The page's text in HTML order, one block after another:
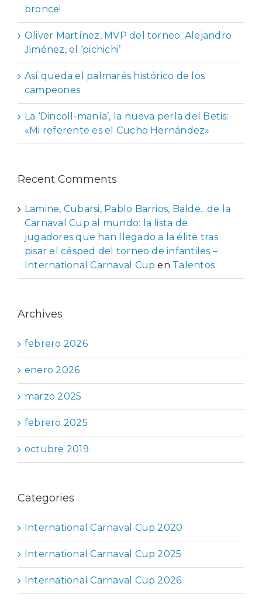
bronce!
Oliver Martínez, MVP del torneo; Alejandro
Jiménez, el ‘pichichi’
Así queda el palmarés histórico de los
campeones
La ‘Dincoll-manía’, la nueva perla del Betis:
«Mi referente es el Cucho Hernández»
Recent Comments
Lamine, Cubarsi, Pablo Barrios, Balde…de la
Carnaval Cup al mundo: la lista de
jugadores que han llegado a la élite tras
pisar el césped del torneo de infantiles –
International Carnaval Cup en Talentos
Archives
febrero 2026
enero 2026
marzo 2025
febrero 2025
octubre 2019
Categories
International Carnaval Cup 2020
International Carnaval Cup 2025
International Carnaval Cup 2026